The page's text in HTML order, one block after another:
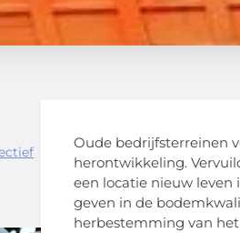
Oude bedrijfsterreinen
herontwikkeling.
een locatie nieuw leven
geven in de
herbestemming van